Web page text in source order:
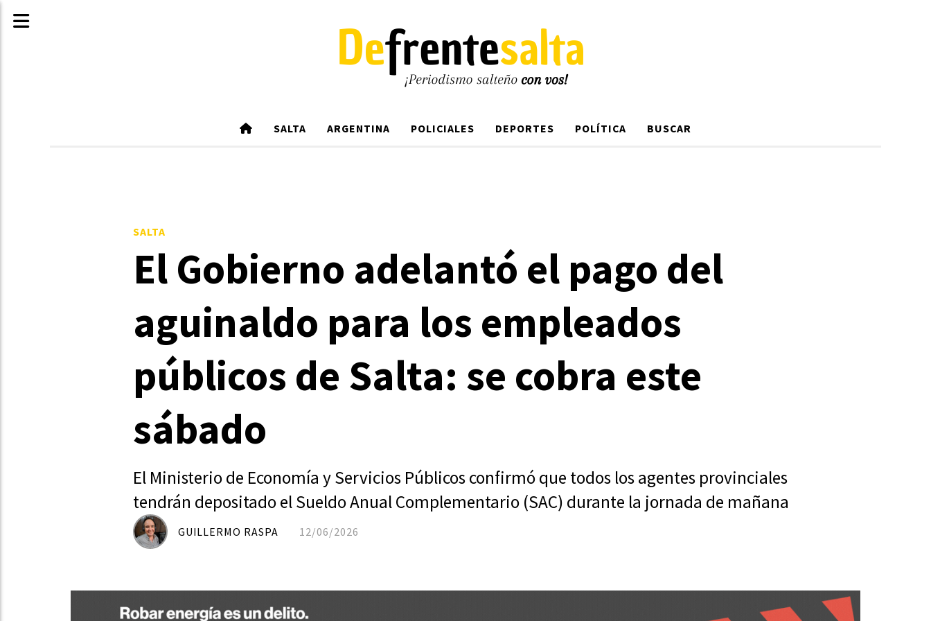
SALTA ARGENTINA POLICIALES DEPORTES POLÍTICA BUSCAR
El Gobierno adelantó el pago del
aguinaldo para los empleados
públicos de Salta: se cobra este
sábado
El Ministerio de Economía y Servicios Públicos confirmó que todos los agentes provinciales
tendrán depositado el Sueldo Anual Complementario (SAC) durante la jornada de mañana
SALTA
12/06/2026
GUILLERMO RASPA